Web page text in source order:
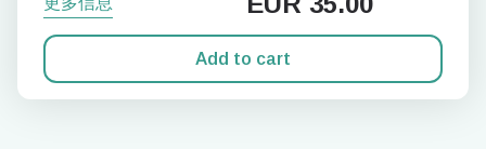
Add to cart